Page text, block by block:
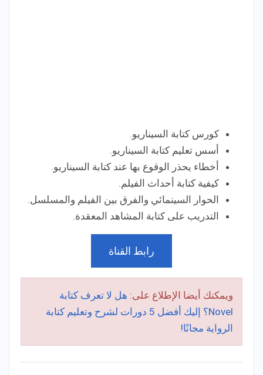
كورس كتابة السيناريو.
أسس تعليم كتابة السيناريو.
أخطاء يحذر الوقوع بها عند كتابة السيناريو.
كيفية كتابة أحداث الفيلم.
الحوار السينمائي والفرق بين الفيلم والمسلسل.
التدريب على كتابة المشاهد المعقدة.
رابط القناة
ويمكنك أيضا الإطلاع على: هل لا تعرف كتابة
Novel؟ إليك أفضل 5 دورات لشرح وتعليم كتابة
الرواية مجانًا!